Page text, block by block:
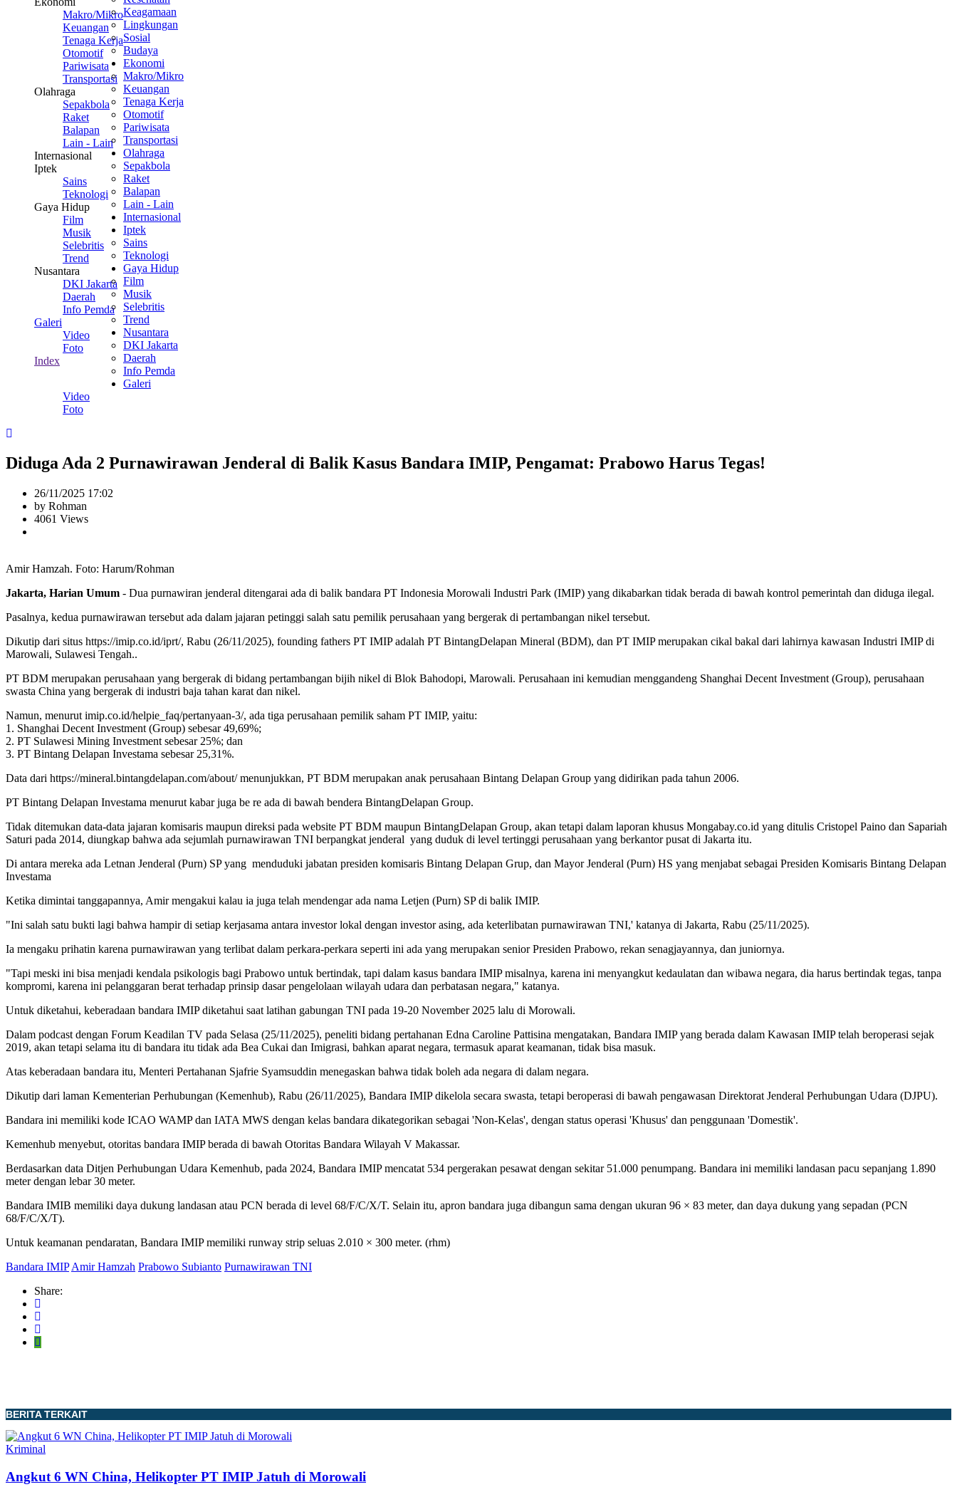
Makro/Mikro
Keuangan
Tenaga Kerja
Otomotif
Pariwisata
Transportasi
Olahraga
Sepakbola
Raket
Balapan
Lain - Lain
Internasional
Iptek
Sains
Teknologi
Gaya Hidup
Film
Musik
Selebritis
Trend
Nusantara
DKI Jakarta
Daerah
Info Pemda
Galeri
Video
Foto
Index
Keagamaan
Lingkungan
Sosial
Budaya
Ekonomi
Makro/Mikro
Keuangan
Tenaga Kerja
Otomotif
Pariwisata
Transportasi
Olahraga
Sepakbola
Raket
Balapan
Lain - Lain
Internasional
Iptek
Sains
Teknologi
Gaya Hidup
Film
Musik
Selebritis
Trend
Nusantara
DKI Jakarta
Daerah
Info Pemda
Galeri
Video
Foto
Diduga Ada 2 Purnawirawan Jenderal di Balik Kasus Bandara IMIP, Pengamat: Prabowo Harus Tegas!
26/11/2025 17:02
by Rohman
4061 Views
Amir Hamzah. Foto: Harum/Rohman
Jakarta, Harian Umum - Dua purnawiran jenderal ditengarai ada di balik bandara PT Indonesia Morowali Industri Park (IMIP) yang dikabarkan tidak berada di bawah kontrol pemerintah dan diduga ilegal.
Pasalnya, kedua purnawirawan tersebut ada dalam jajaran petinggi salah satu pemilik perusahaan yang bergerak di pertambangan nikel tersebut.
Dikutip dari situs https://imip.co.id/iprt/, Rabu (26/11/2025), founding fathers PT IMIP adalah PT BintangDelapan Mineral (BDM), dan PT IMIP merupakan cikal bakal dari lahirnya kawasan Industri IMIP di
Marowali, Sulawesi Tengah..
PT BDM merupakan perusahaan yang bergerak di bidang pertambangan bijih nikel di Blok Bahodopi, Marowali. Perusahaan ini kemudian menggandeng Shanghai Decent Investment (Group), perusahaan
swasta China yang bergerak di industri baja tahan karat dan nikel.
Namun, menurut imip.co.id/helpie_faq/pertanyaan-3/, ada tiga perusahaan pemilik saham PT IMIP, yaitu:
1. Shanghai Decent Investment (Group) sebesar 49,69%;
2. PT Sulawesi Mining Investment sebesar 25%; dan
3. PT Bintang Delapan Investama sebesar 25,31%.
Data dari https://mineral.bintangdelapan.com/about/ menunjukkan, PT BDM merupakan anak perusahaan Bintang Delapan Group yang didirikan pada tahun 2006.
PT Bintang Delapan Investama menurut kabar juga be re ada di bawah bendera BintangDelapan Group.
Tidak ditemukan data-data jajaran komisaris maupun direksi pada website PT BDM maupun BintangDelapan Group, akan tetapi dalam laporan khusus Mongabay.co.id yang ditulis Cristopel Paino dan Sapariah
Saturi pada 2014, diungkap bahwa ada sejumlah purnawirawan TNI berpangkat jenderal yang duduk di level tertinggi perusahaan yang berkantor pusat di Jakarta itu.
Di antara mereka ada Letnan Jenderal (Purn) SP yang menduduki jabatan presiden komisaris Bintang Delapan Grup, dan Mayor Jenderal (Purn) HS yang menjabat sebagai Presiden Komisaris Bintang Delapan
Investama
Ketika dimintai tanggapannya, Amir mengakui kalau ia juga telah mendengar ada nama Letjen (Purn) SP di balik IMIP.
"Ini salah satu bukti lagi bahwa hampir di setiap kerjasama antara investor lokal dengan investor asing, ada keterlibatan purnawirawan TNI,' katanya di Jakarta, Rabu (25/11/2025).
Ia mengaku prihatin karena purnawirawan yang terlibat dalam perkara-perkara seperti ini ada yang merupakan senior Presiden Prabowo, rekan senagjayannya, dan juniornya.
"Tapi meski ini bisa menjadi kendala psikologis bagi Prabowo untuk bertindak, tapi dalam kasus bandara IMIP misalnya, karena ini menyangkut kedaulatan dan wibawa negara, dia harus bertindak tegas, tanpa
kompromi, karena ini pelanggaran berat terhadap prinsip dasar pengelolaan wilayah udara dan perbatasan negara," katanya.
Untuk diketahui, keberadaan bandara IMIP diketahui saat latihan gabungan TNI pada 19-20 November 2025 lalu di Morowali.
Dalam podcast dengan Forum Keadilan TV pada Selasa (25/11/2025), peneliti bidang pertahanan Edna Caroline Pattisina mengatakan, Bandara IMIP yang berada dalam Kawasan IMIP telah beroperasi sejak
2019, akan tetapi selama itu di bandara itu tidak ada Bea Cukai dan Imigrasi, bahkan aparat negara, termasuk aparat keamanan, tidak bisa masuk.
Atas keberadaan bandara itu, Menteri Pertahanan Sjafrie Syamsuddin menegaskan bahwa tidak boleh ada negara di dalam negara.
Dikutip dari laman Kementerian Perhubungan (Kemenhub), Rabu (26/11/2025), Bandara IMIP dikelola secara swasta, tetapi beroperasi di bawah pengawasan Direktorat Jenderal Perhubungan Udara (DJPU).
Bandara ini memiliki kode ICAO WAMP dan IATA MWS dengan kelas bandara dikategorikan sebagai 'Non-Kelas', dengan status operasi 'Khusus' dan penggunaan 'Domestik'.
Kemenhub menyebut, otoritas bandara IMIP berada di bawah Otoritas Bandara Wilayah V Makassar.
Berdasarkan data Ditjen Perhubungan Udara Kemenhub, pada 2024, Bandara IMIP mencatat 534 pergerakan pesawat dengan sekitar 51.000 penumpang. Bandara ini memiliki landasan pacu sepanjang 1.890
meter dengan lebar 30 meter.
Bandara IMIB memiliki daya dukung landasan atau PCN berada di level 68/F/C/X/T. Selain itu, apron bandara juga dibangun sama dengan ukuran 96 × 83 meter, dan daya dukung yang sepadan (PCN
68/F/C/X/T).
Untuk keamanan pendaratan, Bandara IMIP memiliki runway strip seluas 2.010 × 300 meter. (rhm)
Bandara IMIP Amir Hamzah Prabowo Subianto Purnawirawan TNI
Share:
BERITA TERKAIT
Kriminal
Angkut 6 WN China, Helikopter PT IMIP Jatuh di Morowali